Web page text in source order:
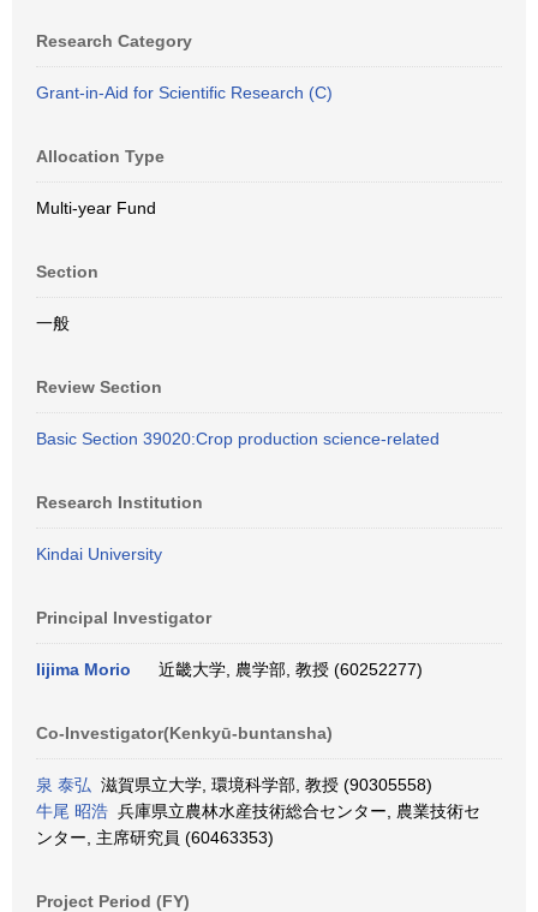
Research Category
Grant-in-Aid for Scientific Research (C)
Allocation Type
Multi-year Fund
Section
一般
Review Section
Basic Section 39020:Crop production science-related
Research Institution
Kindai University
Principal Investigator
Iijima Morio 近畿大学, 農学部, 教授 (60252277)
Co-Investigator(Kenkyū-buntansha)
泉 泰弘 滋賀県立大学, 環境科学部, 教授 (90305558)
牛尾 昭浩 兵庫県立農林水産技術総合センター, 農業技術セ
ンター, 主席研究員 (60463353)
Project Period (FY)